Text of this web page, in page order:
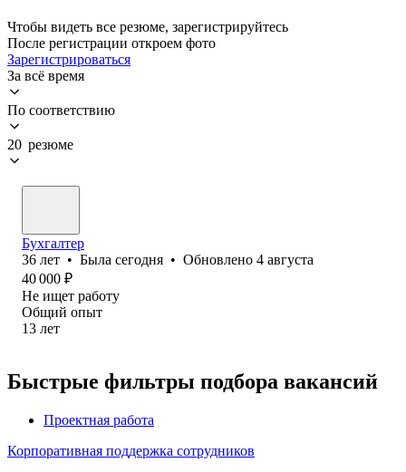
Чтобы видеть все резюме, зарегистрируйтесь
После регистрации откроем фото
Зарегистрироваться
За всё время
По соответствию
20 резюме
Бухгалтер
36 лет • Была сегодня • Обновлено 4 августа
40 000 ₽
Не ищет работу
Общий опыт
13 лет
Быстрые фильтры подбора вакансий
Проектная работа
Корпоративная поддержка сотрудников